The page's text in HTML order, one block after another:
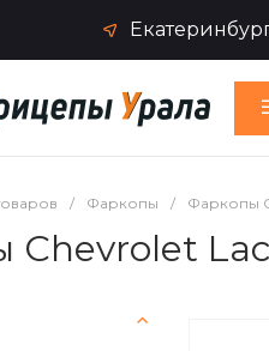
/ Фаркопы / Фаркопы
Chevrolet